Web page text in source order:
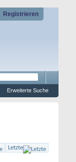
Registrieren
Erweiterte Suche
Letzte